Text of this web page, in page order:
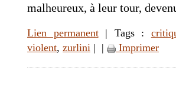
malheureux, à leur tour,
Lien permanent| Tags :
violent, zurlini | | Imprimer